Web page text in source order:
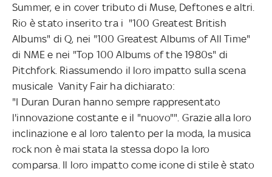
Summer, e in cover tributo di Muse, Deftones e altri.
Rio è stato inserito tra i "100 Greatest British
Albums" di Q, nei "100 Greatest Albums of All Time"
di NME e nei "Top 100 Albums of the 1980s" di
Pitchfork. Riassumendo il loro impatto sulla scena
musicale Vanity Fair ha dichiarato:
"I Duran Duran hanno sempre rappresentato
l'innovazione costante e il "nuovo"". Grazie alla loro
inclinazione e al loro talento per la moda, la musica
rock non è mai stata la stessa dopo la loro
comparsa. Il loro impatto come icone di stile è stato